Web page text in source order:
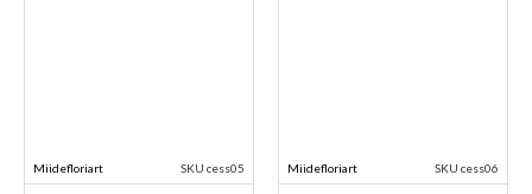
Miidefloriart SKU cess05 Miidefloriart SKU cess06